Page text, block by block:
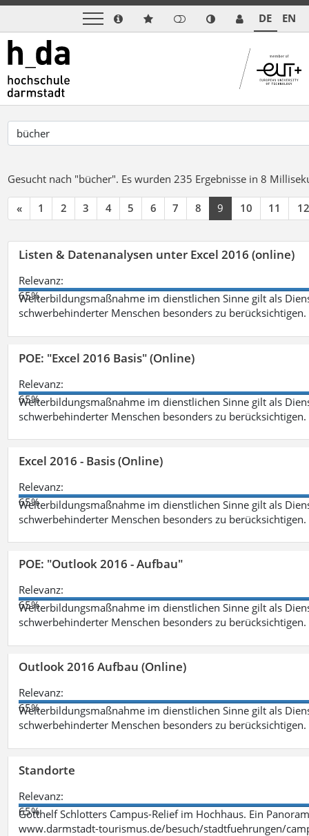
DE EN
Gesucht nach "bücher". Es wurden 235 Ergebnisse in 8
« 1 2 3 4 5 6 7 8 9 10 11 12
Listen & Datenanalysen unter Excel 2016 (online)
Relevanz:
65%
Weiterbildungsmaßnahme im dienstlichen Sinne gilt als
schwerbehinderter Menschen besonders zu berücksichtigen.
POE: "Excel 2016 Basis" (Online)
Relevanz:
65%
Weiterbildungsmaßnahme im dienstlichen Sinne gilt als
schwerbehinderter Menschen besonders zu berücksichtigen.
Excel 2016 - Basis (Online)
Relevanz:
65%
Weiterbildungsmaßnahme im dienstlichen Sinne gilt als
schwerbehinderter Menschen besonders zu berücksichtigen.
POE: "Outlook 2016 - Aufbau"
Relevanz:
65%
Weiterbildungsmaßnahme im dienstlichen Sinne gilt als
schwerbehinderter Menschen besonders zu berücksichtigen.
Outlook 2016 Aufbau (Online)
Relevanz:
65%
Weiterbildungsmaßnahme im dienstlichen Sinne gilt als
schwerbehinderter Menschen besonders zu berücksichtigen.
Standorte
Relevanz:
65%
Gotthelf Schlotters Campus-Relief im Hochhaus. Ein
www.darmstadt-tourismus.de/besuch/stadtfuehrungen/